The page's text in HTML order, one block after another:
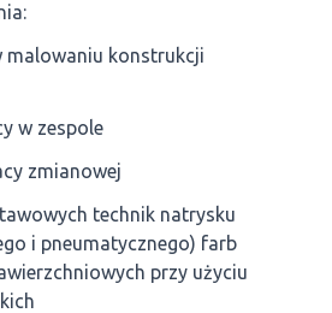
malowaniu konstrukcji
w zespole
zmianowej
technik natrysku
i pneumatycznego) farb
przy użyciu